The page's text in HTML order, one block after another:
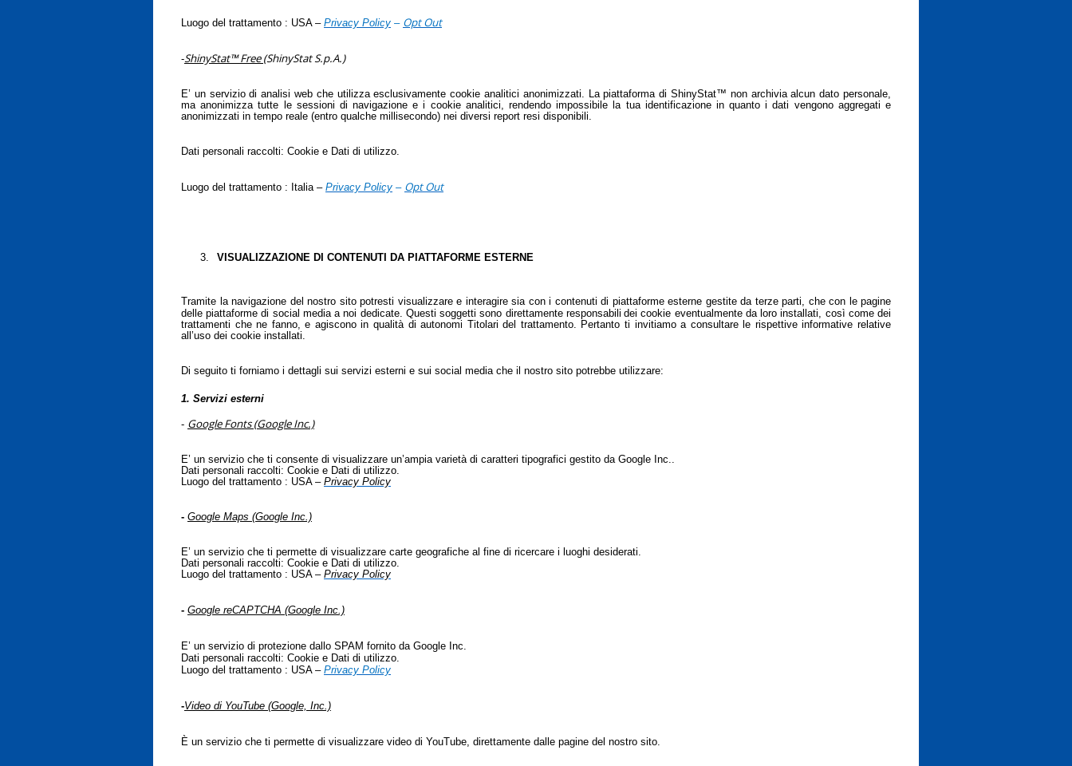
Luogo del trattamento : USA – Privacy Policy – Opt Out
-ShinyStat™ Free (ShinyStat S.p.A.)
E’ un servizio di analisi web che utilizza esclusivamente cookie analitici anonimizzati. La piattaforma di ShinyStat™ non archivia alcun dato personale,
ma anonimizza tutte le sessioni di navigazione e i cookie analitici, rendendo impossibile la tua identificazione in quanto i dati vengono aggregati e
anonimizzati in tempo reale (entro qualche millisecondo) nei diversi report resi disponibili.
Dati personali raccolti: Cookie e Dati di utilizzo.
Luogo del trattamento : Italia – Privacy Policy – Opt Out
3. VISUALIZZAZIONE DI CONTENUTI DA PIATTAFORME ESTERNE
Tramite la navigazione del nostro sito potresti visualizzare e interagire sia con i contenuti di piattaforme esterne gestite da terze parti, che con le pagine
delle piattaforme di social media a noi dedicate. Questi soggetti sono direttamente responsabili dei cookie eventualmente da loro installati, così come dei
trattamenti che ne fanno, e agiscono in qualità di autonomi Titolari del trattamento. Pertanto ti invitiamo a consultare le rispettive informative relative
all’uso dei cookie installati.
Di seguito ti forniamo i dettagli sui servizi esterni e sui social media che il nostro sito potrebbe utilizzare:
1. Servizi esterni
- Google Fonts (Google Inc.)
E’ un servizio che ti consente di visualizzare un’ampia varietà di caratteri tipografici gestito da Google Inc..
Dati personali raccolti: Cookie e Dati di utilizzo.
Luogo del trattamento : USA – Privacy Policy
- Google Maps (Google Inc.)
E’ un servizio che ti permette di visualizzare carte geografiche al fine di ricercare i luoghi desiderati.
Dati personali raccolti: Cookie e Dati di utilizzo.
Luogo del trattamento : USA – Privacy Policy
- Google reCAPTCHA (Google Inc.)
E’ un servizio di protezione dallo SPAM fornito da Google Inc.
Dati personali raccolti: Cookie e Dati di utilizzo.
Luogo del trattamento : USA – Privacy Policy
-Video di YouTube (Google, Inc.)
È un servizio che ti permette di visualizzare video di YouTube, direttamente dalle pagine del nostro sito.